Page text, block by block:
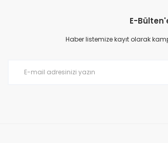
Ürün resmi kalitesiz, bozuk veya
Ürün açıklamasında eksik bilgiler bulunuyor.
E-
Haber listemize kayıt olarak